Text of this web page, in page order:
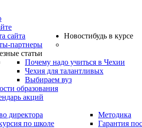
сайта
партнеры
Новостибудь в курсе
статьи
Почему надо учиться в Чехии
Чехия для талантливых
Выбираем вуз
образования
акций
директора
по школе
Методика
Гарантия